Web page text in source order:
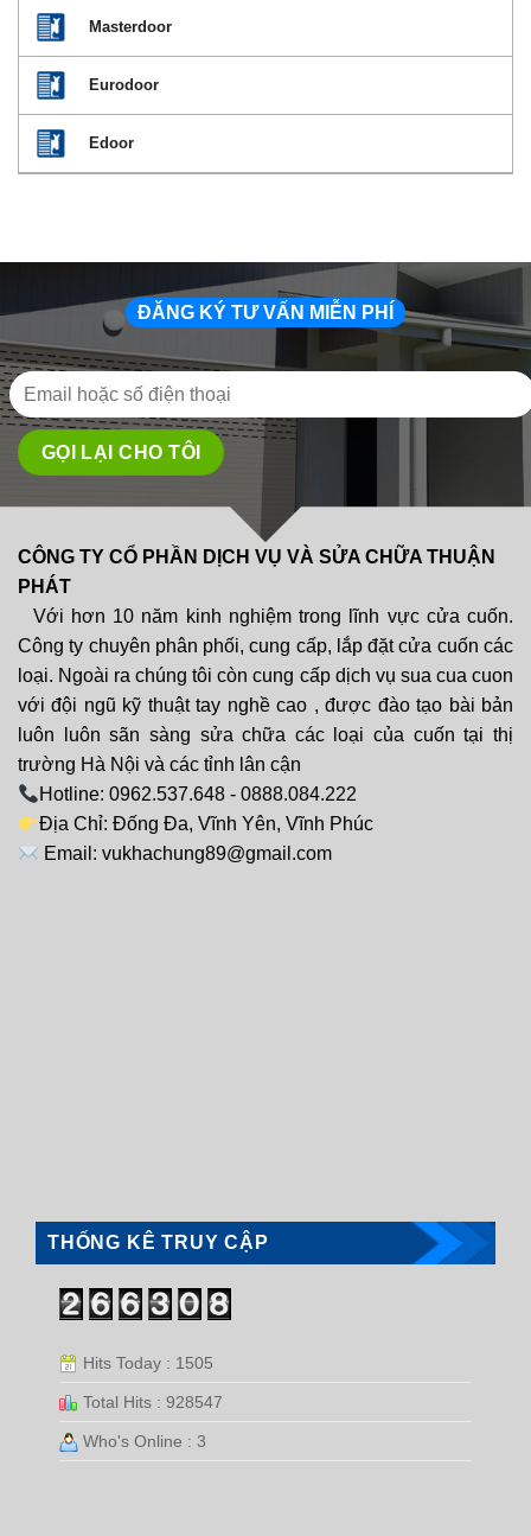
Masterdoor
Eurodoor
Edoor
ĐĂNG KÝ TƯ VẤN MIỄN PHÍ
CÔNG TY CỔ PHẦN DỊCH VỤ VÀ SỬA CHỮA THUẬN
PHÁT
Với hơn 10 năm kinh nghiệm trong lĩnh vực cửa cuốn.
Công ty chuyên phân phối, cung cấp, lắp đặt cửa cuốn các
loại. Ngoài ra chúng tôi còn cung cấp dịch vụ sua cua cuon
với đội ngũ kỹ thuật tay nghề cao , được đào tạo bài bản
luôn luôn sãn sàng sửa chữa các loại của cuốn tại thị
trường Hà Nội và các tỉnh lân cận
Hotline: 0962.537.648 - 0888.084.222
Địa Chỉ: Đống Đa, Vĩnh Yên, Vĩnh Phúc
Email: vukhachung89@gmail.com
THỐNG KÊ TRUY CẬP
Hits Today : 1505
Total Hits : 928547
Who's Online : 3